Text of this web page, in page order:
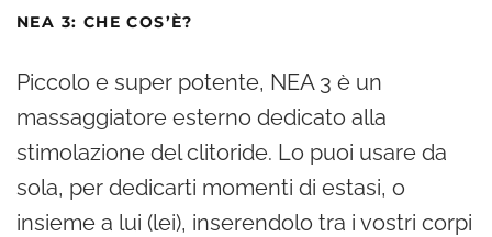
NEA 3: CHE COS’È?
Piccolo e super potente, NEA 3 è un
massaggiatore esterno dedicato alla
stimolazione del clitoride. Lo puoi usare da
sola, per dedicarti momenti di estasi, o
insieme a lui (lei), inserendolo tra i vostri corpi